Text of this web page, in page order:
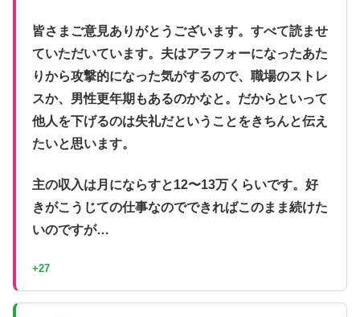
皆さまご意見ありがとうございます。すべて読ませ
ていただいています。夫はアラフォーになったあた
りから攻撃的になった気がするので、職場のストレ
スか、男性更年期もあるのかなと。だからといって
他人を下げるのは失礼だということをきちんと伝え
たいと思います。
主の収入は月にならすと12〜13万くらいです。好
きがこうじての仕事なのでできればこのまま続けた
いのですが…
+27